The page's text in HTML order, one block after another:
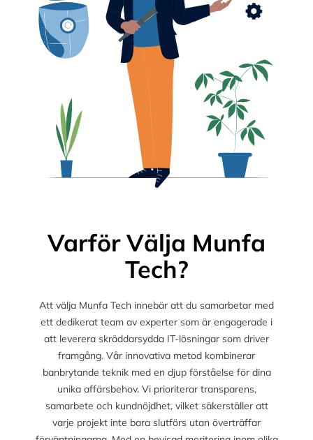
Varför Välja Munfa
Tech?
Att välja Munfa Tech innebär att du samarbetar med
ett dedikerat team av experter som är engagerade i
att leverera skräddarsydda IT-lösningar som driver
framgång. Vår innovativa metod kombinerar
banbrytande teknik med en djup förståelse för dina
unika affärsbehov. Vi prioriterar transparens,
samarbete och kundnöjdhet, vilket säkerställer att
varje projekt inte bara slutförs utan överträffar